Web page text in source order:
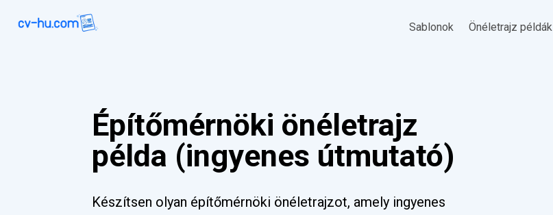
Sablonok Önéletrajz példák
Építőmérnöki önéletrajz
példa (ingyenes útmutató)
Készítsen olyan építőmérnöki önéletrajzot, amely ingyenes